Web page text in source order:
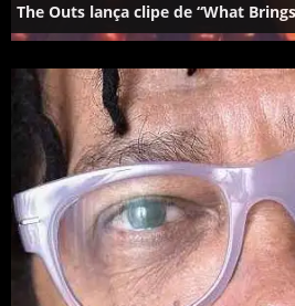
The Outs lança clipe de “What